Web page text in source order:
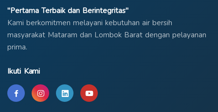
"Pertama Terbaik dan Berintegritas"
Kami berkomitmen melayani kebutuhan air bersih
masyarakat Mataram dan Lombok Barat dengan pelayanan
prima.
Ikuti Kami